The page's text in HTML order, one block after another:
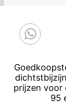
prijzen voor
95